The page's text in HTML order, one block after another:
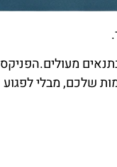
מעולים.הפניקס
שלכם, מבלי לפגוע